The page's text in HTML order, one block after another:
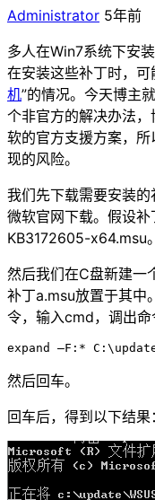
Administrator 5年前
多人在Win7系统下安
在安装这些补丁时，可
机”的情况。今天博主
个非官方的解决办法
软的官方支援方案，
现的风险。
我们先下载需要安装
微软官网下载。假设
KB3172605-x64.msu。
然后我们在C盘新建一
补丁a.msu放置于其中
令，输入cmd，调出命
expand –F:*
然后回车。
回车后，得到以下结果：